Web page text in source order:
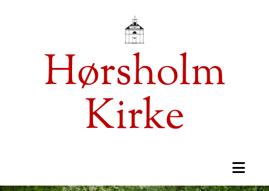
Hørsholm
Kirke